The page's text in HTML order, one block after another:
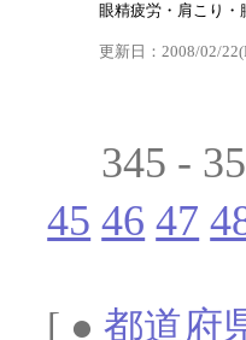
眼精疲労・肩こり
更新日：2008/02/
345 -
45 46 47
[ ● 都道府